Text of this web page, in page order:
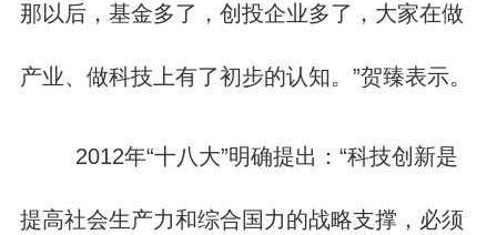
那以后，基金多了，创投企业多了，大家在做
产业、做科技上有了初步的认知。”贺臻表示。
2012年“十八大”明确提出：“科技创新是
提高社会生产力和综合国力的战略支撑，必须